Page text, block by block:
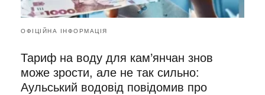
ОФІЦІЙНА ІНФОРМАЦІЯ
Тариф на воду для кам’янчан знов
може зрости, але не так сильно:
Аульський водовід повідомив про